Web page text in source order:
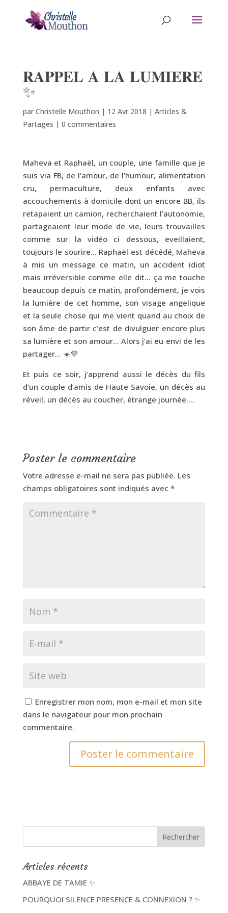
𝐑𝐀𝐏𝐏𝐄𝐋 𝐀 𝐋𝐀 𝐋𝐔𝐌𝐈𝐄𝐑𝐄
✨
par Christelle Mouthon | 12 Avr 2018 | Articles &
Partages | 0 commentaires
Maheva et Raphaël, un couple, une famille que je
suis via FB, de l’amour, de l’humour, alimentation
cru, permaculture, deux enfants avec
accouchements à domicile dont un encore BB, ils
retapaient un camion, recherchaient l’autonomie,
partageaient leur mode de vie, leurs trouvailles
comme sur la vidéo ci dessous, eveillaient,
toujours le sourire… Raphaël est décédé, Maheva
à mis un message ce matin, un accident idiot
mais irréversible comme elle dit… ça me touche
beaucoup depuis ce matin, profondément, je vois
la lumière de cet homme, son visage angelique
et la seule chose qui me vient quand au choix de
son âme de partir c’est de divulguer encore plus
sa lumière et son amour… Alors j’ai eu envi de les
partager… ☀️💜
Et puis ce soir, j’apprend aussi le décès du fils
d’un couple d’amis de Haute Savoie, un décès au
réveil, un décès au coucher, étrange journée….
Poster le commentaire
Votre adresse e-mail ne sera pas publiée. Les
champs obligatoires sont indiqués avec *
Enregistrer mon nom, mon e-mail et mon site
dans le navigateur pour mon prochain
commentaire.
Articles récents
ABBAYE DE TAMIE ✨
POURQUOI SILENCE PRESENCE & CONNEXION ? ✨